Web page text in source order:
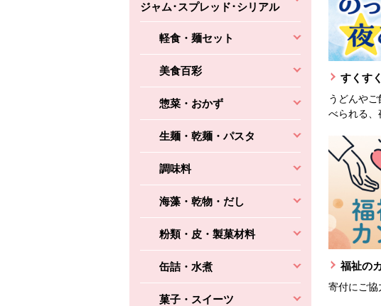
ジャム･スプレッド･シリアル
軽食・麺セット
美食百彩
惣菜・おかず
生麺・乾麺・パスタ
調味料
海藻・乾物・だし
粉類・皮・製菓材料
缶詰・水煮
菓子・スイーツ
すくす
うどんや
べられる、
福祉の
寄付にご協